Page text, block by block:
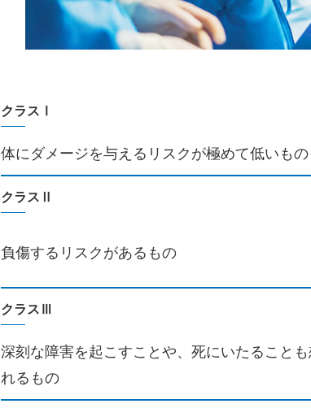
クラスⅠ
体にダメージを与えるリスクが極めて低いもの
クラスⅡ
負傷するリスクがあるもの
クラスⅢ
深刻な障害を起こすことや、死にいたることも
れるもの